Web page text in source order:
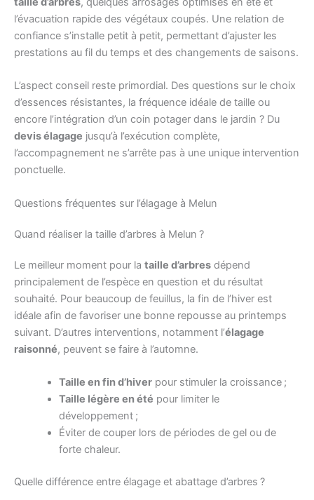
l’évacuation rapide des végétaux coupés. Une relation de
confiance s’installe petit à petit, permettant d’ajuster les
prestations au fil du temps et des changements de saisons.
L’aspect conseil reste primordial. Des questions sur le choix
d’essences résistantes, la fréquence idéale de taille ou
encore l’intégration d’un coin potager dans le jardin ? Du
devis élagage jusqu’à l’exécution complète,
l’accompagnement ne s’arrête pas à une unique intervention
ponctuelle.
Questions fréquentes sur l’élagage à Melun
Quand réaliser la taille d’arbres à Melun ?
Le meilleur moment pour la taille d’arbres dépend
principalement de l’espèce en question et du résultat
souhaité. Pour beaucoup de feuillus, la fin de l’hiver est
idéale afin de favoriser une bonne repousse au printemps
suivant. D’autres interventions, notamment l’élagage
raisonné, peuvent se faire à l’automne.
Taille en fin d’hiverpour stimuler la croissance ;
Taille légère en été pour limiter le
développement ;
Éviter de couper lors de périodes de gel ou de
forte chaleur.
Quelle différence entre élagage et abattage d’arbres ?